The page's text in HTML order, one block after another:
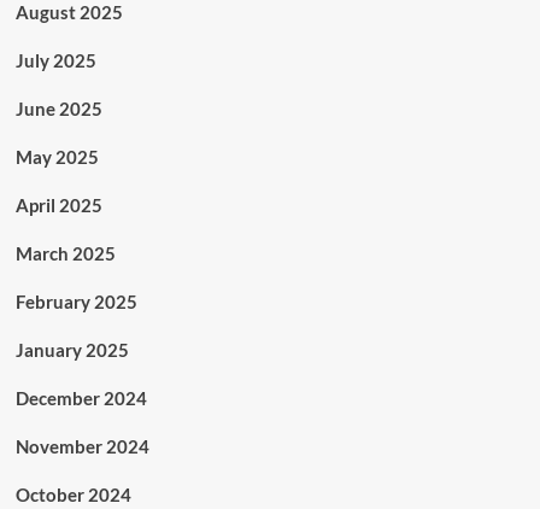
August 2025
July 2025
June 2025
May 2025
April 2025
March 2025
February 2025
January 2025
December 2024
November 2024
October 2024